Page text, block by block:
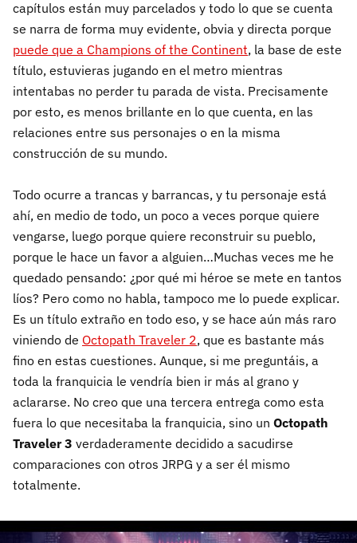
capítulos están muy parcelados y todo lo que se cuenta
se narra de forma muy evidente, obvia y directa porque
puede que a Champions of the Continent, la base de este
título, estuvieras jugando en el metro mientras
intentabas no perder tu parada de vista. Precisamente
por esto, es menos brillante en lo que cuenta, en las
relaciones entre sus personajes o en la misma
construcción de su mundo.
Todo ocurre a trancas y barrancas, y tu personaje está
ahí, en medio de todo, un poco a veces porque quiere
vengarse, luego porque quiere reconstruir su pueblo,
porque le hace un favor a alguien…Muchas veces me he
quedado pensando: ¿por qué mi héroe se mete en tantos
líos? Pero como no habla, tampoco me lo puede explicar.
Es un título extraño en todo eso, y se hace aún más raro
viniendo de Octopath Traveler 2, que es bastante más
fino en estas cuestiones. Aunque, si me preguntáis, a
toda la franquicia le vendría bien ir más al grano y
aclararse. No creo que una tercera entrega como esta
fuera lo que necesitaba la franquicia, sino un Octopath
Traveler 3 verdaderamente decidido a sacudirse
comparaciones con otros JRPG y a ser él mismo
totalmente.